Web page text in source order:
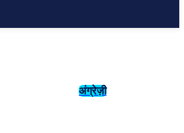
अंग्रेज़ी